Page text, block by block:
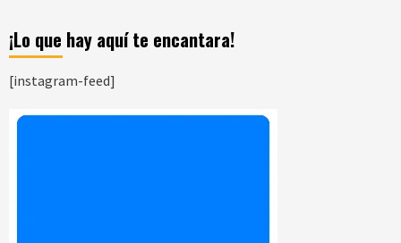
¡Lo que hay aquí te encantara!
[instagram-feed]